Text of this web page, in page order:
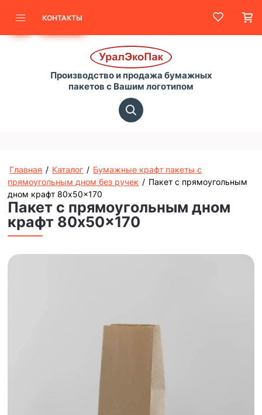
КОНТАКТЫ
Производство и продажа бумажных
пакетов с Вашим логотипом
Главная / Каталог / Бумажные крафт пакеты с
прямоугольным дном без ручек / Пакет с прямоугольным
дном крафт 80x50x170
Пакет с прямоугольным дном
крафт 80x50x170